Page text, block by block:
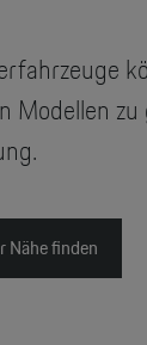
Modellen zu
Nähe finden